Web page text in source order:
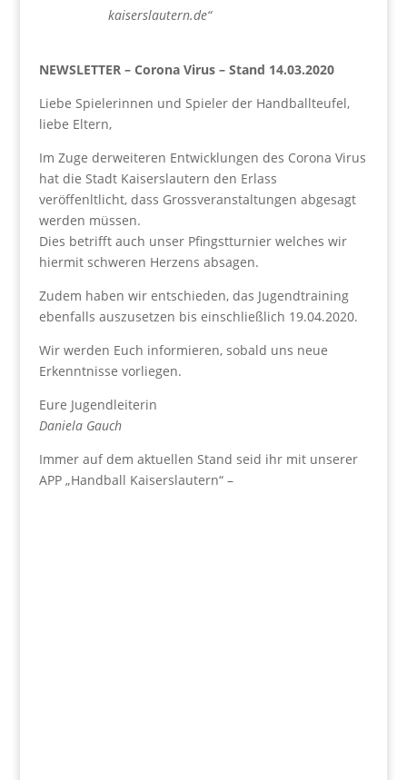
kaiserslautern.de“
NEWSLETTER – Corona Virus – Stand 14.03.2020
Liebe Spielerinnen und Spieler der Handballteufel,
liebe Eltern,
Im Zuge derweiteren Entwicklungen des Corona Virus
hat die Stadt Kaiserslautern den Erlass
veröffenltlicht, dass Grossveranstaltungen abgesagt
werden müssen.
Dies betrifft auch unser Pfingstturnier welches wir
hiermit schweren Herzens absagen.
Zudem haben wir entschieden, das Jugendtraining
ebenfalls auszusetzen bis einschließlich 19.04.2020.
Wir werden Euch informieren, sobald uns neue
Erkenntnisse vorliegen.
Eure Jugendleiterin
Daniela Gauch
Immer auf dem aktuellen Stand seid ihr mit unserer
APP „Handball Kaiserslautern“ –